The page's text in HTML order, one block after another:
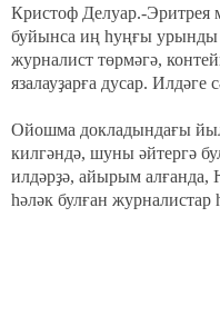
Кристоф Делуар.-Эритрея
буйынса иң һуңғы урынды
журналист төрмәгә,
язалауҙарға дусар.
Ойошма докладындағы
килгәндә, шуны әйтергә
илдәрҙә, айырым
һәләк булған журналистар